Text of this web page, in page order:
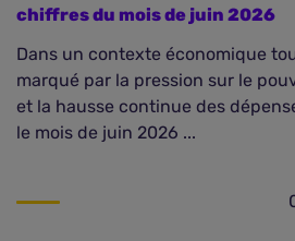
chiffres du mois de juin 2026
Dans un contexte économique
marqué par la pression sur le
et la hausse continue des
le mois de juin 2026 ...